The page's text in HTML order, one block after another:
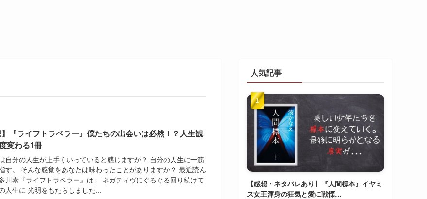
】『ライフトラベラー』僕たちの出会いは必然！？人生観
変わる1冊
自分の人生が上手くいっていると感じますか？ 自分の人生に一筋
す。 そんな感覚をあなたは味わったことがありますか？ 最近読ん
川泰『ライフトラベラー』は、 ネガティヴにぐるぐる回り続けて
人生に 光明をもたらしました...
人気記事
【感想・ネタバレあり】『人間標本』イヤミ
ス女王渾身の狂気と愛に戦慄…